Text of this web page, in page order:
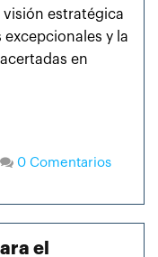
visión estratégica
y la
en
0 Comentarios
el